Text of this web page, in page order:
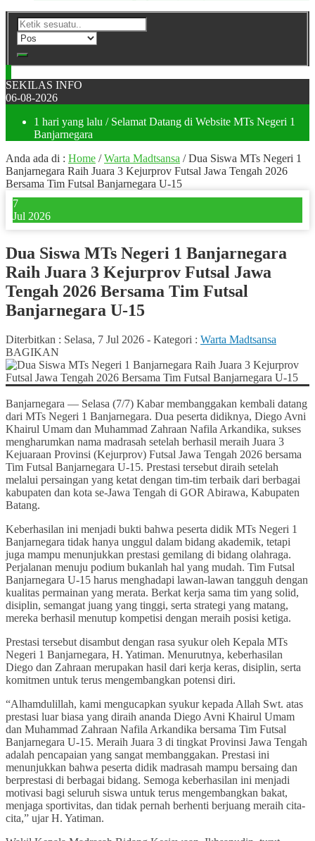
SEKILAS INFO
06-08-2026
1 hari yang lalu / Selamat Datang di Website MTs Negeri 1
Banjarnegara
Anda ada di : Home /Warta Madtsansa /Dua Siswa MTs Negeri 1
Banjarnegara Raih Juara 3 Kejurprov Futsal Jawa Tengah 2026
Bersama Tim Futsal Banjarnegara U-15
7
Jul 2026
Dua Siswa MTs Negeri 1 Banjarnegara
Raih Juara 3 Kejurprov Futsal Jawa
Tengah 2026 Bersama Tim Futsal
Banjarnegara U-15
Diterbitkan : Selasa, 7 Jul 2026 - Kategori : Warta Madtsansa
BAGIKAN
Banjarnegara — Selasa (7/7) Kabar membanggakan kembali datang
dari MTs Negeri 1 Banjarnegara. Dua peserta didiknya, Diego Avni
Khairul Umam dan Muhammad Zahraan Nafila Arkandika, sukses
mengharumkan nama madrasah setelah berhasil meraih Juara 3
Kejuaraan Provinsi (Kejurprov) Futsal Jawa Tengah 2026 bersama
Tim Futsal Banjarnegara U-15. Prestasi tersebut diraih setelah
melalui persaingan yang ketat dengan tim-tim terbaik dari berbagai
kabupaten dan kota se-Jawa Tengah di GOR Abirawa, Kabupaten
Batang.
Keberhasilan ini menjadi bukti bahwa peserta didik MTs Negeri 1
Banjarnegara tidak hanya unggul dalam bidang akademik, tetapi
juga mampu menunjukkan prestasi gemilang di bidang olahraga.
Perjalanan menuju podium bukanlah hal yang mudah. Tim Futsal
Banjarnegara U-15 harus menghadapi lawan-lawan tangguh dengan
kualitas permainan yang merata. Berkat kerja sama tim yang solid,
disiplin, semangat juang yang tinggi, serta strategi yang matang,
mereka berhasil menutup kompetisi dengan meraih posisi ketiga.
Prestasi tersebut disambut dengan rasa syukur oleh Kepala MTs
Negeri 1 Banjarnegara, H. Yatiman. Menurutnya, keberhasilan
Diego dan Zahraan merupakan hasil dari kerja keras, disiplin, serta
komitmen untuk terus mengembangkan potensi diri.
“Alhamdulillah, kami mengucapkan syukur kepada Allah Swt. atas
prestasi luar biasa yang diraih ananda Diego Avni Khairul Umam
dan Muhammad Zahraan Nafila Arkandika bersama Tim Futsal
Banjarnegara U-15. Meraih Juara 3 di tingkat Provinsi Jawa Tengah
adalah pencapaian yang sangat membanggakan. Prestasi ini
menunjukkan bahwa peserta didik madrasah mampu bersaing dan
berprestasi di berbagai bidang. Semoga keberhasilan ini menjadi
motivasi bagi seluruh siswa untuk terus mengembangkan bakat,
menjaga sportivitas, dan tidak pernah berhenti berjuang meraih cita-
cita,” ujar H. Yatiman.